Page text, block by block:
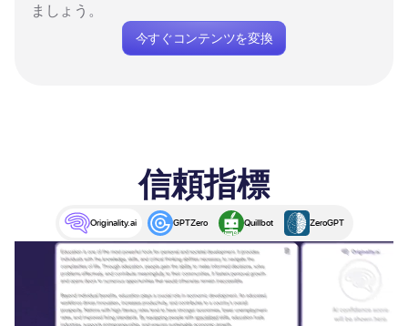
ましょう。
今すぐコンテンツを変換
信頼指標
Originality.ai GPTZero Quillbot ZeroGPT